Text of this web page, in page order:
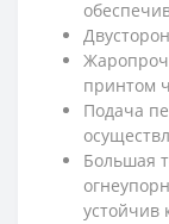
принтом
Подача
Большая
устойчив